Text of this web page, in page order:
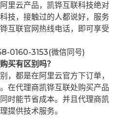
里云产品，凯铧互联科技绝对
技，接触过的人都说好，服务
互联官网热线电话，即可享受
0160-3153(微信同号)
买有区别吗？
，都是在阿里云官方下订单，
在代理商凯铧互联处购买产品
时能节省成本。并且代理商凯
提供技术服务。